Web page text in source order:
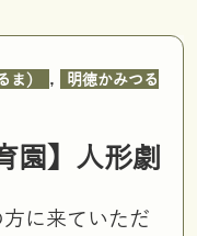
ま） ,
明徳かみつる
園】人形劇
に来ていただ